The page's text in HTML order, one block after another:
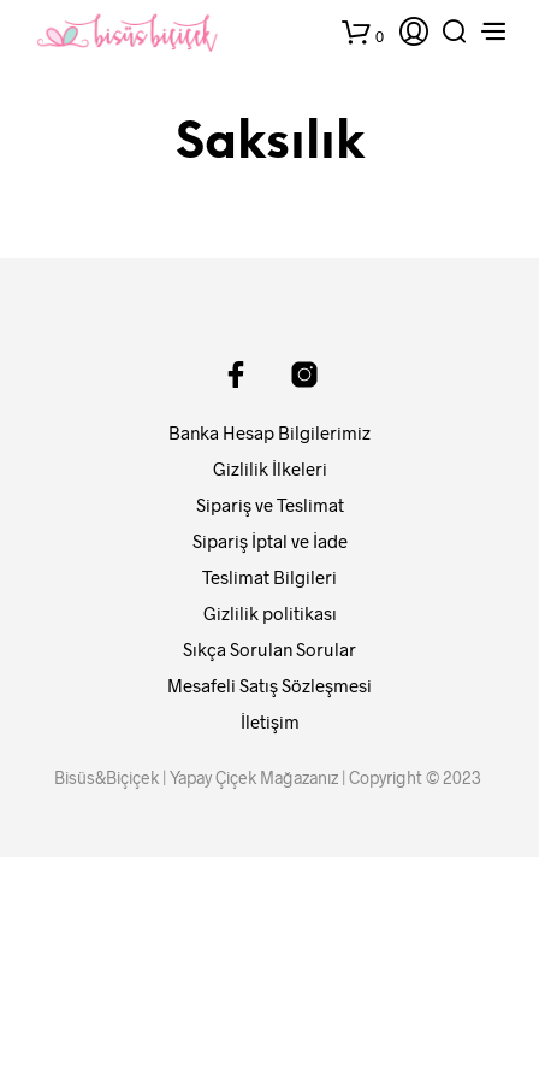
0
Saksılık
Banka Hesap Bilgilerimiz
Gizlilik İlkeleri
Sipariş ve Teslimat
Sipariş İptal ve İade
Teslimat Bilgileri
Gizlilik politikası
Sıkça Sorulan Sorular
Mesafeli Satış Sözleşmesi
İletişim
Bisüs&Biçiçek | Yapay Çiçek Mağazanız | Copyright © 2023